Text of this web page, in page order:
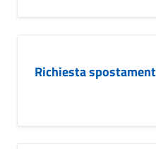
Richiesta